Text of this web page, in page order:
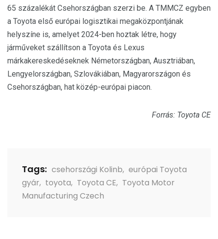
65 százalékát Csehországban szerzi be. A TMMCZ egyben
a Toyota első európai logisztikai megaközpontjának
helyszíne is, amelyet 2024-ben hoztak létre, hogy
járműveket szállítson a Toyota és Lexus
márkakereskedéseknek Németországban, Ausztriában,
Lengyelországban, Szlovákiában, Magyarországon és
Csehországban, hat közép-európai piacon.
Forrás: Toyota CE
Tags: csehországi Kolinb, európai Toyota
gyár, toyota, Toyota CE, Toyota Motor
Manufacturing Czech